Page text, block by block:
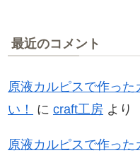
最近のコメント
原液カルピスで作った
い！
に craft工房 より
原液カルピスで作った